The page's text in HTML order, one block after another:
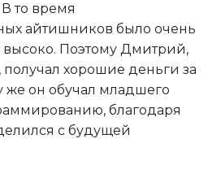
то время
айтишников было очень
Поэтому Дмитрий,
получал хорошие деньги за
же он обучал младшего
благодаря
с будущей